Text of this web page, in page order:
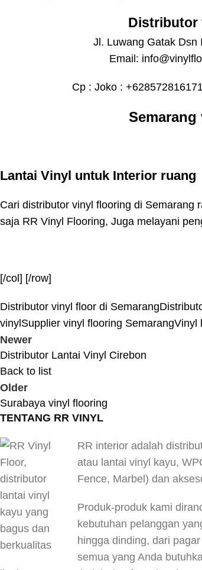
Distributor
Jl. Luwang Gatak Dsn
Email:
Cp : Joko :
Semarang
Lantai Vinyl untuk Interior ruang
Cari distributor vinyl flooring di Semarang
saja RR Vinyl Flooring, Juga melayani
[/col] [/row]
Distributor vinyl floor di Semarang
vinyl Supplier vinyl flooring SemarangVinyl
Newer
Distributor Lantai Vinyl Cirebon
Back to list
Older
Surabaya vinyl flooring
TENTANG RR VINYL
RR interior adalah
atau lantai vinyl kayu,
Fence, Marbel) dan
Produk-produk kami
kebutuhan pelanggan
hingga dinding, dari
semua yang Anda